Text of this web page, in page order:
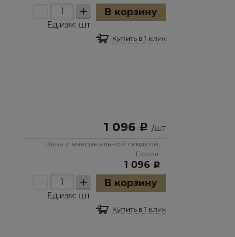
+
Ед.изм: шт
В корзину
Купить в 1 клик
1 096 Р /шт
Цена с максимальной скидкой,
Псков:
1 096 Р
+
Ед.изм: шт
В корзину
Купить в 1 клик